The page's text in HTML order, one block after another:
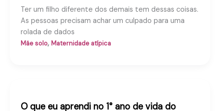
Ter um filho diferente dos demais tem dessas coisas.
As pessoas precisam achar um culpado para uma
rolada de dados
Mãe solo, Maternidade atípica
O que eu aprendi no 1° ano de vida do